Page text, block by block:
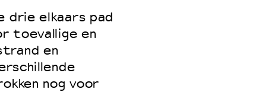
elkaars pad
toevallige en
en
nog voor